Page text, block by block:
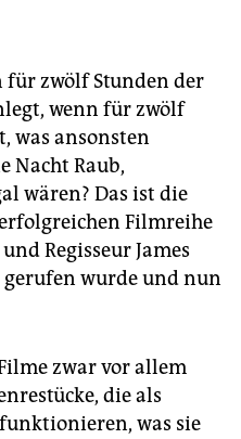
für zwölf Stunden der
wenn für zwölf
was ansonsten
Nacht Raub,
wären? Das ist die
Filmreihe
Regisseur James
gerufen wurde und nun
zwar vor allem
die als
was sie